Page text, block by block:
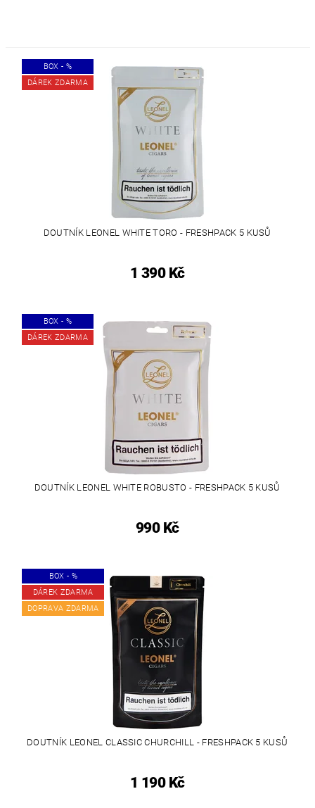
BOX - %
DÁREK ZDARMA
DOUTNÍK LEONEL WHITE TORO - FRESHPACK 5 KUSŮ
1 390 Kč
BOX - %
DÁREK ZDARMA
DOUTNÍK LEONEL WHITE ROBUSTO - FRESHPACK 5 KUSŮ
990 Kč
BOX - %
DÁREK ZDARMA
DOPRAVA ZDARMA
DOUTNÍK LEONEL CLASSIC CHURCHILL - FRESHPACK 5 KUSŮ
1 190 Kč